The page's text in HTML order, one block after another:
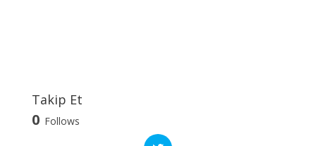
Takip Et
0 Follows